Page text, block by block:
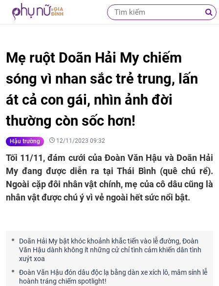
Mẹ ruột Doãn Hải My chiếm
sóng vì nhan sắc trẻ trung, lấn
át cả con gái, nhìn ảnh đời
thường còn sốc hơn!
Hậu trường 12/11/2023 09:32
Tối 11/11, đám cưới của Đoàn Văn Hậu và Doãn Hải
My đang được diễn ra tại Thái Bình (quê chú rể).
Ngoài cặp đôi nhân vật chính, mẹ của cô dâu cũng là
nhân vật được chú ý vì vẻ ngoài hết sức nổi bật.
Doãn Hải My bật khóc khoảnh khắc tiến vào lễ đường, Đoàn
Văn Hậu dành không ít những cử chỉ tình cảm khiến dân tình
xuýt xoa
Đoàn Văn Hậu đón dâu độc lạ bằng dàn xe xích lô, mâm sính lễ
hoành tráng chiếm spotlight!